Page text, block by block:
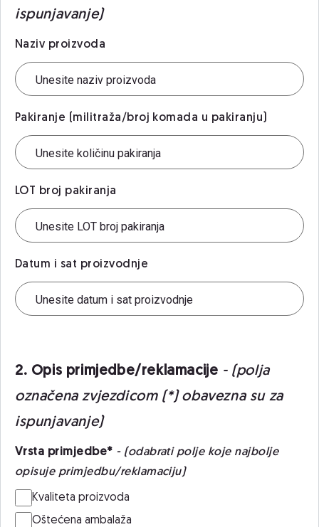
ispunjavanje)
Naziv proizvoda
Pakiranje (militraža/broj komada u pakiranju)
LOT broj pakiranja
Datum i sat proizvodnje
2. Opis primjedbe/reklamacije - (polja
označena zvjezdicom (*) obavezna su za
ispunjavanje)
Vrsta primjedbe* - (odabrati polje koje najbolje
opisuje primjedbu/reklamaciju)
Kvaliteta proizvoda
Oštećena ambalaža